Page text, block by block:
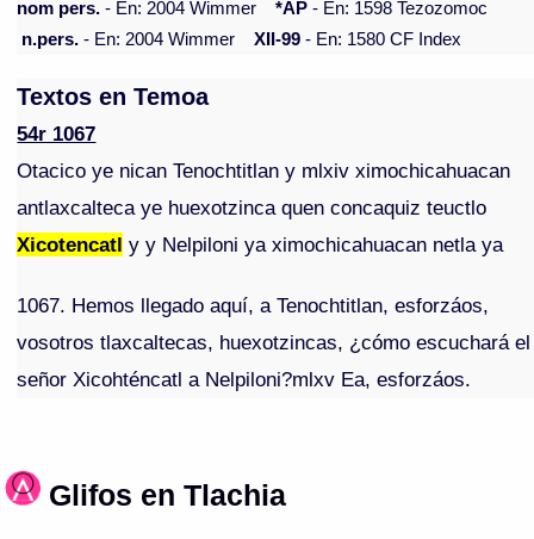
nom pers. - En: 2004 Wimmer *AP - En: 1598 Tezozomoc
n.pers. - En: 2004 Wimmer XII-99 - En: 1580 CF Index
Textos en Temoa
54r 1067
Otacico ye nican Tenochtitlan y mlxiv ximochicahuacan
antlaxcalteca ye huexotzinca quen concaquiz teuctlo
Xicotencatl y y Nelpiloni ya ximochicahuacan netla ya
1067. Hemos llegado aquí, a Tenochtitlan, esforzáos,
vosotros tlaxcaltecas, huexotzincas, ¿cómo escuchará el
señor Xicohténcatl a Nelpiloni?mlxv Ea, esforzáos.
Glifos en Tlachia